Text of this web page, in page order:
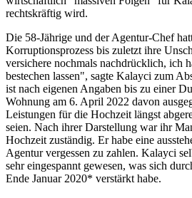
rechtskräftig wird.
Die 58-Jährige und der Agentur-Chef
Korruptionsprozess bis zuletzt ihre
versichere nochmals nachdrücklich, ich
bestechen lassen", sagte Kalayci zum
ist nach eigenen Angaben bis zu einer
Wohnung am 6. April 2022 davon
Leistungen für die Hochzeit längst
seien. Nach ihrer Darstellung war ihr
Hochzeit zuständig. Er habe eine
Agentur vergessen zu zahlen. Kalayci
sehr eingespannt gewesen, was sich
Ende Januar 2020* verstärkt habe.